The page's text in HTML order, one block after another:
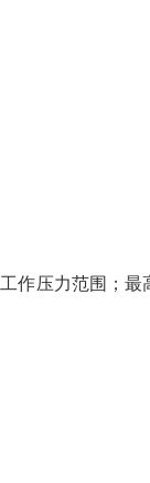
工作压力范围；最